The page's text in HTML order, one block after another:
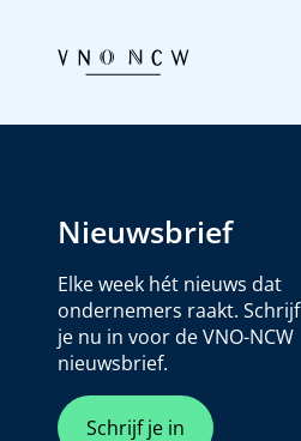
Nieuwsbrief
Elke week hét nieuws dat
ondernemers raakt. Schrijf
je nu in voor de VNO-NCW
nieuwsbrief.
Schrijf je in